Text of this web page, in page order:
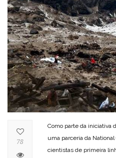
Como parte da iniciativa
uma parceria da
cientistas de primeira
78